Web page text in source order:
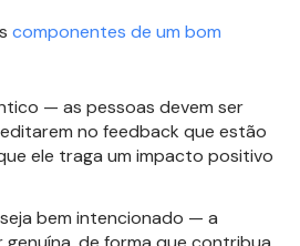
componentes de um bom
— as pessoas devem ser
no feedback que estão
ele traga um impacto positivo
bem intencionado — a